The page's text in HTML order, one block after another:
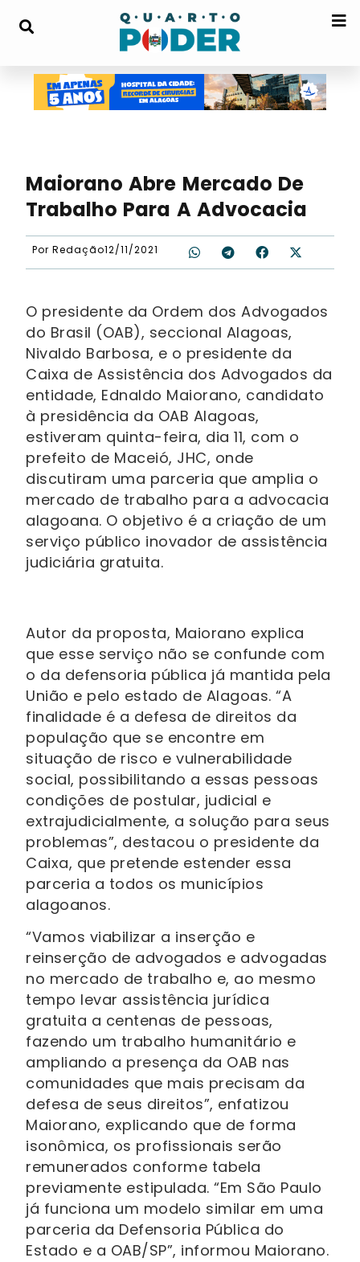
Maiorano Abre Mercado De
Trabalho Para A Advocacia
Por Redação12/11/2021
O presidente da Ordem dos Advogados
do Brasil (OAB), seccional Alagoas,
Nivaldo Barbosa, e o presidente da
Caixa de Assistência dos Advogados da
entidade, Ednaldo Maiorano, candidato
à presidência da OAB Alagoas,
estiveram quinta-feira, dia 11, com o
prefeito de Maceió, JHC, onde
discutiram uma parceria que amplia o
mercado de trabalho para a advocacia
alagoana. O objetivo é a criação de um
serviço público inovador de assistência
judiciária gratuita.
Autor da proposta, Maiorano explica
que esse serviço não se confunde com
o da defensoria pública já mantida pela
União e pelo estado de Alagoas. “A
finalidade é a defesa de direitos da
população que se encontre em
situação de risco e vulnerabilidade
social, possibilitando a essas pessoas
condições de postular, judicial e
extrajudicialmente, a solução para seus
problemas”, destacou o presidente da
Caixa, que pretende estender essa
parceria a todos os municípios
alagoanos.
“Vamos viabilizar a inserção e
reinserção de advogados e advogadas
no mercado de trabalho e, ao mesmo
tempo levar assistência jurídica
gratuita a centenas de pessoas,
fazendo um trabalho humanitário e
ampliando a presença da OAB nas
comunidades que mais precisam da
defesa de seus direitos”, enfatizou
Maiorano, explicando que de forma
isonômica, os profissionais serão
remunerados conforme tabela
previamente estipulada. “Em São Paulo
já funciona um modelo similar em uma
parceria da Defensoria Pública do
Estado e a OAB/SP”, informou Maiorano.